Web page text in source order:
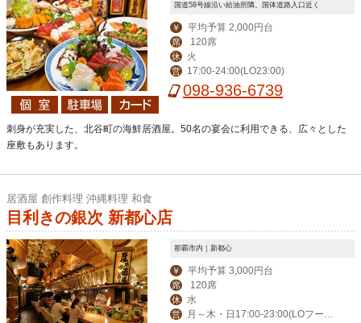
国道58号線沿い給油所隣。国体道路入口近く
￥ 平均予算 2,000円台
席 120席
休 火
営 17:00-24:00(LO23:00)
098-936-6739
刺身が充実した、北谷町の海鮮居酒屋。50名の宴会に利用できる、広々とした
座敷もあります。
居酒屋 創作料理 沖縄料理 和食
目利きの銀次 新都心店
那覇市内｜新都心
￥ 平均予算 3,000円台
席 120席
休 水
営
月～木・日17:00-23:00(LOフード